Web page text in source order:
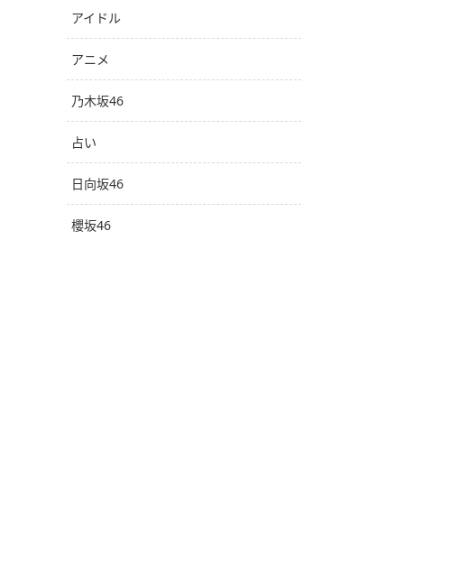
アイドル
アニメ
乃木坂46
占い
日向坂46
櫻坂46